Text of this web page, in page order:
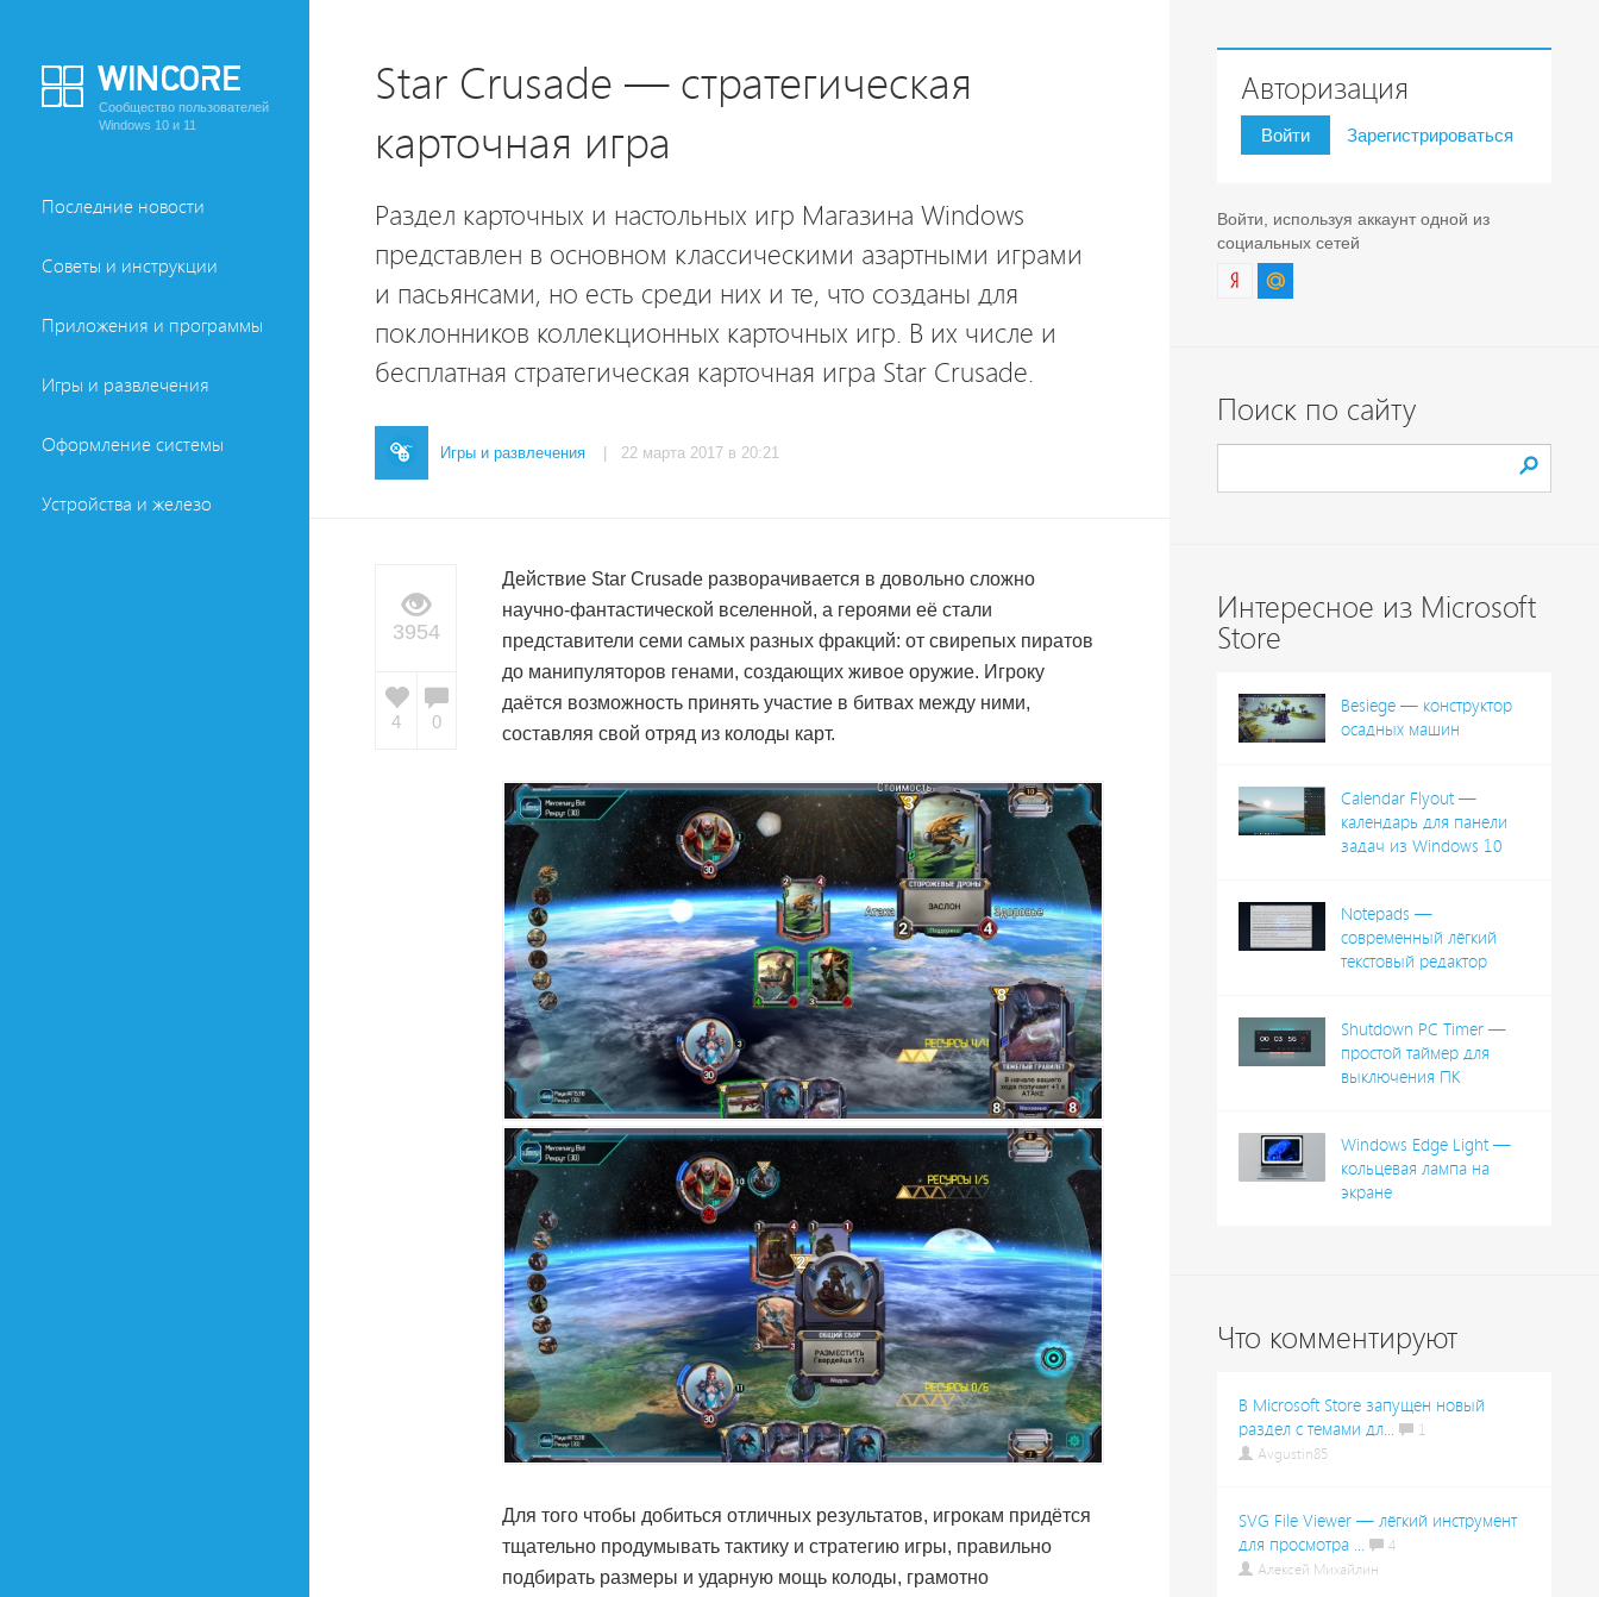
Сообщество пользователей
Windows 10 и 11
Последние новости
Советы и инструкции
Приложения и программы
Игры и развлечения
Оформление системы
Устройства и железо
Star Crusade — стратегическая
карточная игра
Раздел карточных и настольных игр Магазина Windows
представлен в основном классическими азартными играми
и пасьянсами, но есть среди них и те, что созданы для
поклонников коллекционных карточных игр. В их числе и
бесплатная стратегическая карточная игра Star Crusade.
Игры и развлечения | 22 марта 2017 в 20:21
3954
4 0
Действие Star Crusade разворачивается в довольно сложно
научно-фантастической вселенной, а героями её стали
представители семи самых разных фракций: от свирепых пиратов
до манипуляторов генами, создающих живое оружие. Игроку
даётся возможность принять участие в битвах между ними,
составляя свой отряд из колоды карт.
Для того чтобы добиться отличных результатов, игрокам придётся
тщательно продумывать тактику и стратегию игры, правильно
подбирать размеры и ударную мощь колоды, грамотно
Авторизация
Войти Зарегистрироваться
Войти, используя аккаунт одной из
социальных сетей
Поиск по сайту
Интересное из Microsoft
Store
Besiege — конструктор
осадных машин
Calendar Flyout —
календарь для панели
задач из Windows 10
Notepads —
современный лёгкий
текстовый редактор
Shutdown PC Timer —
простой таймер для
выключения ПК
Windows Edge Light —
кольцевая лампа на
экране
Что комментируют
В Microsoft Store запущен новый
раздел с темами дл...
1
Avgustin85
SVG File Viewer — лёгкий инструмент
для просмотра ...
4
Алексей Михайлин